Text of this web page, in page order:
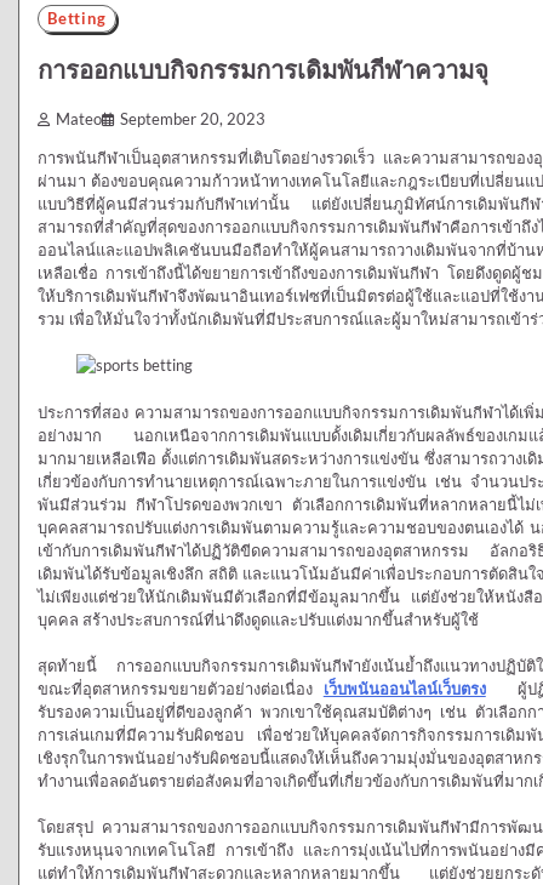
Betting
การออกแบบกิจกรรมการเดิมพันกีฬาความจุ
Mateo September 20, 2023
การพนันกีฬาเป็นอุตสาหกรรมที่เติบโตอย่างรวดเร็ว และความสามารถขอ
ผ่านมา ต้องขอบคุณความก้าวหน้าทางเทคโนโลยีและกฎระเบียบที่เปลี่ยนแ
แบบวิธีที่ผู้คนมีส่วนร่วมกับกีฬาเท่านั้น แต่ยังเปลี่ยนภูมิทัศน์การเดิมพัน
สามารถที่สำคัญที่สุดของการออกแบบกิจกรรมการเดิมพันกีฬาคือการเข้า
ออนไลน์และแอปพลิเคชันบนมือถือทำให้ผู้คนสามารถวางเดิมพันจากที่บ้านห
เหลือเชื่อ การเข้าถึงนี้ได้ขยายการเข้าถึงของการเดิมพันกีฬา โดยดึงดูดผู้
ให้บริการเดิมพันกีฬาจึงพัฒนาอินเทอร์เฟซที่เป็นมิตรต่อผู้ใช้และแอปที่ใช้งา
รวม เพื่อให้มั่นใจว่าทั้งนักเดิมพันที่มีประสบการณ์และผู้มาใหม่สามารถเข้าร่
ประการที่สอง ความสามารถของการออกแบบกิจกรรมการเดิมพันกีฬาได้เ
อย่างมาก นอกเหนือจากการเดิมพันแบบดั้งเดิมเกี่ยวกับผลลัพธ์ของเก
มากมายเหลือเฟือ ตั้งแต่การเดิมพันสดระหว่างการแข่งขัน ซึ่งสามารถวางเ
เกี่ยวข้องกับการทำนายเหตุการณ์เฉพาะภายในการแข่งขัน เช่น จำนวน
พันมีส่วนร่วม กีฬาโปรดของพวกเขา ตัวเลือกการเดิมพันที่หลากหลายนี้ไม่
บุคคลสามารถปรับแต่งการเดิมพันตามความรู้และความชอบของตนเองได้
เข้ากับการเดิมพันกีฬาได้ปฏิวัติขีดความสามารถของอุตสาหกรรม อัลกอริ
เดิมพันได้รับข้อมูลเชิงลึก สถิติ และแนวโน้มอันมีค่าเพื่อประกอบการตัดสิน
ไม่เพียงแต่ช่วยให้นักเดิมพันมีตัวเลือกที่มีข้อมูลมากขึ้น แต่ยังช่วยให้หนังสื
บุคคล สร้างประสบการณ์ที่น่าดึงดูดและปรับแต่งมากขึ้นสำหรับผู้ใช้
สุดท้ายนี้ การออกแบบกิจกรรมการเดิมพันกีฬายังเน้นย้ำถึงแนวทางปฏิบั
ขณะที่อุตสาหกรรมขยายตัวอย่างต่อเนื่อง เว็บพนันออนไลน์เว็บตรงผู้ปฏิบัติ
รับรองความเป็นอยู่ที่ดีของลูกค้า พวกเขาใช้คุณสมบัติต่างๆ เช่น ตัวเลือกก
การเล่นเกมที่มีความรับผิดชอบ เพื่อช่วยให้บุคคลจัดการกิจกรรมการเดิ
เชิงรุกในการพนันอย่างรับผิดชอบนี้แสดงให้เห็นถึงความมุ่งมั่นของอุตสาห
ทำงานเพื่อลดอันตรายต่อสังคมที่อาจเกิดขึ้นที่เกี่ยวข้องกับการเดิมพันที่มากเ
โดยสรุป ความสามารถของการออกแบบกิจกรรมการเดิมพันกีฬามีการพั
รับแรงหนุนจากเทคโนโลยี การเข้าถึง และการมุ่งเน้นไปที่การพนันอย่าง
แต่ทำให้การเดิมพันกีฬาสะดวกและหลากหลายมากขึ้น แต่ยังช่วยยกระ